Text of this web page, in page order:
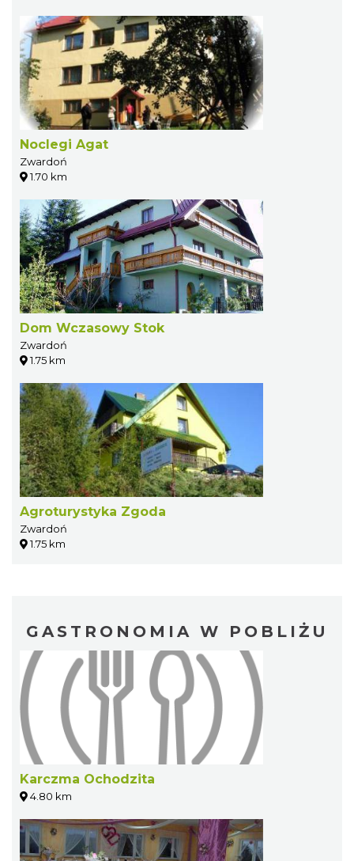
Noclegi Agat
Zwardoń
1.70 km
Dom Wczasowy Stok
Zwardoń
1.75 km
Agroturystyka Zgoda
Zwardoń
1.75 km
GASTRONOMIA W POBLIŻU
Karczma Ochodzita
4.80 km